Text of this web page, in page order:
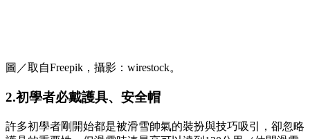
圖／取自Freepik，攝影：wirestock。
2.初學者必戴護具、安全帽
許多初學者剛開始都是被滑雪帥氣的裝扮與技巧吸引，卻忽略